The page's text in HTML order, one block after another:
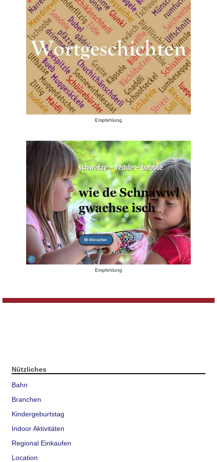
Empfehlung
Empfehlung
Nützliches
Bahn
Branchen
Kindergeburtstag
Indoor Aktivitäten
Regional Einkaufen
Location